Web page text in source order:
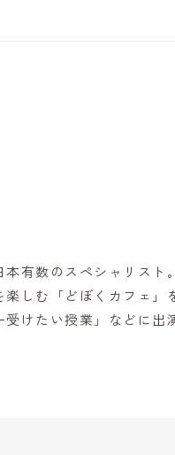
有数のスペシャリスト
しむ「どぼくカフェ」
けたい授業」などに出